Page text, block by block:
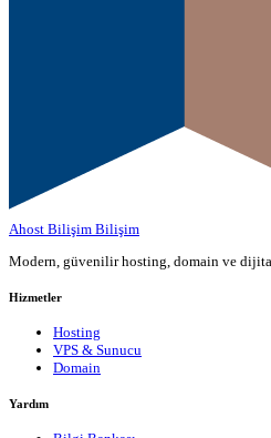
Ahost Bilişim Bilişim
Modern, güvenilir hosting, domain ve
Hizmetler
Hosting
VPS & Sunucu
Domain
Yardım